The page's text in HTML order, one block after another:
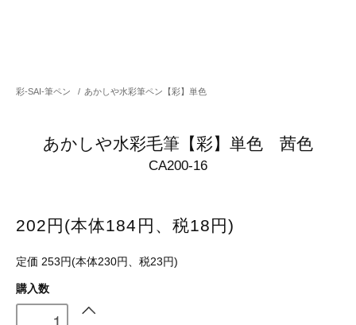
彩-SAI-筆ペン / あかしや水彩筆ペン【彩】単色
あかしや水彩毛筆【彩】単色 茜色
CA200-16
202円(本体184円、税18円)
定価 253円(本体230円、税23円)
購入数